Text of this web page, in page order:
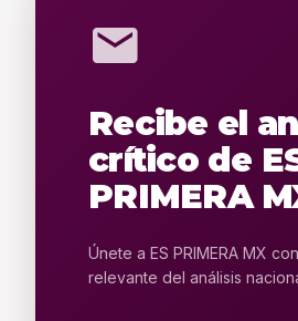
mail
Recibe el
crítico de
PRIMERA
Únete a ES PRIMERA MX
relevante del análisis